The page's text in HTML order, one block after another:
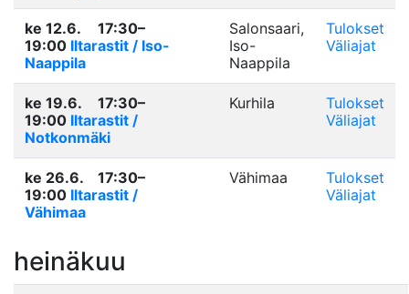
ke 12.6.
17:30–
19:00 Iltarastit / Iso-
Naappila
Salonsaari,
Iso-
Naappila
Tulokset
Väliajat
ke 19.6.
17:30–
19:00 Iltarastit /
Notkonmäki
Kurhila
Tulokset
Väliajat
ke 26.6.
17:30–
19:00 Iltarastit /
Vähimaa
Vähimaa
Tulokset
Väliajat
heinäkuu